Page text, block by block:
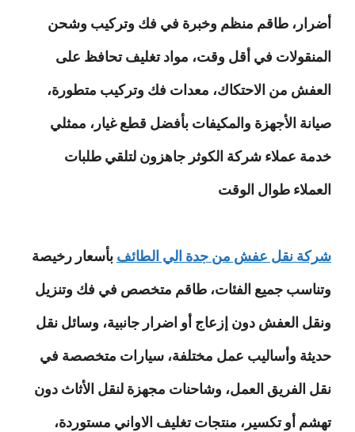
أضرار، طاقم منظم وخبرة في فك وتركيب وشحن
المنقولات في أقل وقت، مواد تغليف تحافظ على
العفش من الاحتكاك، معدات فك وتركيب متطورة،
صيانة الأجهزة والمكيفات بأفضل قطع غيار، ممثلي
خدمة عملاء شركة الكوثر جاهزون لتلقي طلبات
العملاء طوال الوقت
شركة نقل عفش من جدة الي الطائف بأسعار رخيصة
وتناسب جميع الفئات، طاقم متخصص في فك وتنزيل
ونقل العفش دون إزعاج أو اضرار جانبية، وسائل نقل
حديثة وأساليب عمل مختلفة، سيارات متخصصة في
نقل الفريق العمل، وشاحنات مجهزة لنقل الأثاث دون
تهشم أو تكسير، منتجات تغليف الاواني مستوردة،